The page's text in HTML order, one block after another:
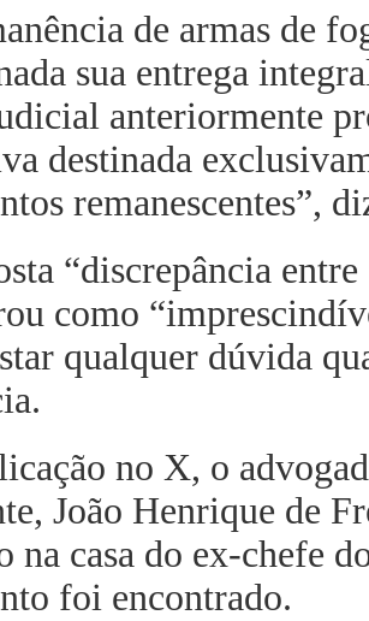
de armas de
sua entrega
anteriormente
destinada
remanescentes”,
“discrepância
como
qualquer dúvida
no X, o
João Henrique de
na casa do ex-chefe
foi encontrado.